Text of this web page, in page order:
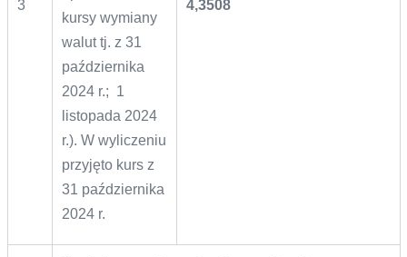
3
kursy wymiany
walut tj. z 31
października
2024 r.; 1
listopada 2024
r.). W wyliczeniu
przyjęto kurs z
31 października
2024 r.
4,3508